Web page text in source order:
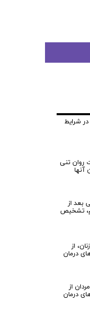
شرایط
روان تنی
آنها
بعد از
تشخیص
از
درمان
از
درمان